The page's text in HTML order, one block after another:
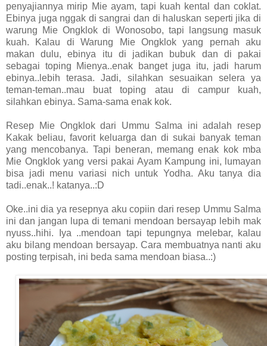
penyajiannya mirip Mie ayam, tapi kuah kental dan coklat.
Ebinya juga nggak di sangrai dan di haluskan seperti jika di
warung Mie Ongklok di Wonosobo, tapi langsung masuk
kuah. Kalau di Warung Mie Ongklok yang pernah aku
makan dulu, ebinya itu di jadikan bubuk dan di pakai
sebagai toping Mienya..enak banget juga itu, jadi harum
ebinya..lebih terasa. Jadi, silahkan sesuaikan selera ya
teman-teman..mau buat toping atau di campur kuah,
silahkan ebinya. Sama-sama enak kok.
Resep Mie Ongklok dari Ummu Salma ini adalah resep
Kakak beliau, favorit keluarga dan di sukai banyak teman
yang mencobanya. Tapi beneran, memang enak kok mba
Mie Ongklok yang versi pakai Ayam Kampung ini, lumayan
bisa jadi menu variasi nich untuk Yodha. Aku tanya dia
tadi..enak..! katanya..:D
Oke..ini dia ya resepnya aku copiin dari resep Ummu Salma
ini dan jangan lupa di temani mendoan bersayap lebih mak
nyuss..hihi. Iya ..mendoan tapi tepungnya melebar, kalau
aku bilang mendoan bersayap. Cara membuatnya nanti aku
posting terpisah, ini beda sama mendoan biasa..:)